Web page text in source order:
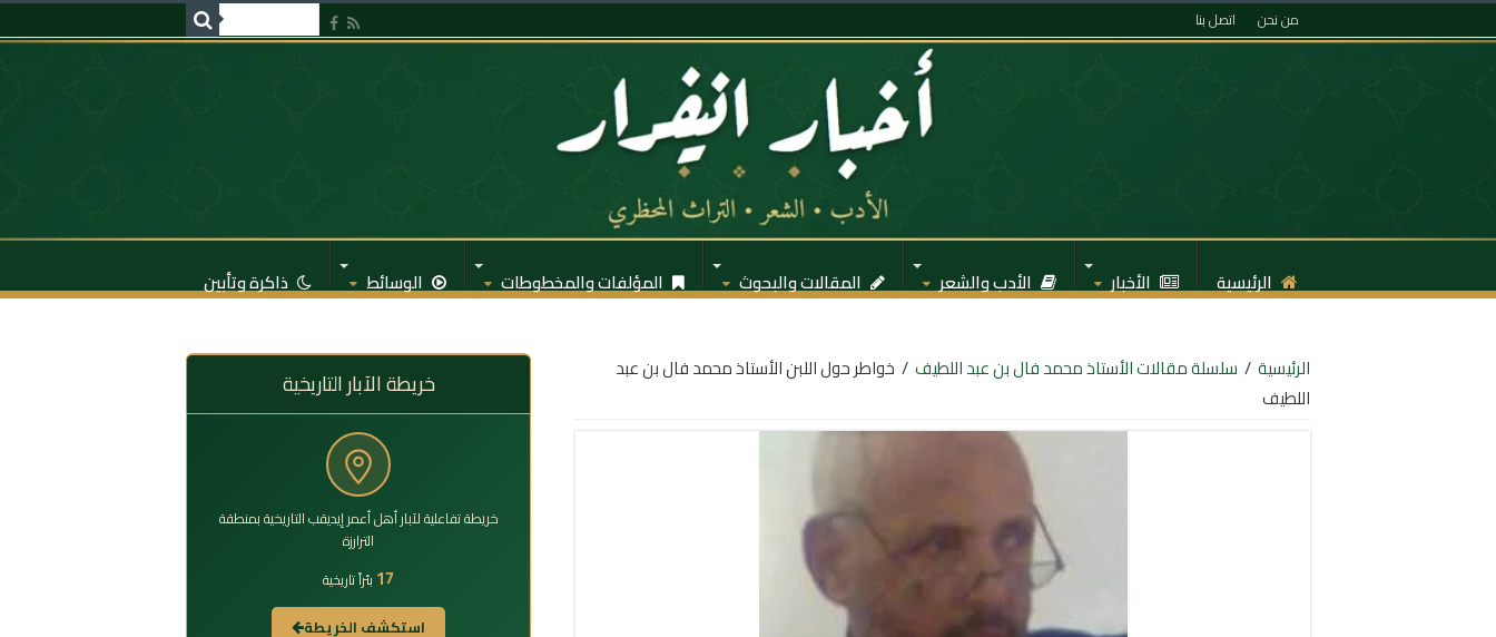
من نحن اتصل بنا
الرئيسية الأخبار الأدب والشعر المقالات والبحوث المؤلفات والمخطوطات الوسائط ذاكرة وتأبين
الرئيسية / سلسلة مقالات الأستاذ محمد فال بن عبد اللطيف / خواطر حول اللبن الأستاذ محمد فال بن عبد
اللطيف
خريطة الآبار التاريخية
خريطة تفاعلية لآبار أهل أعمر إيديقب التاريخية بمنطقة
الترارزة
17 بئراً تاريخية
استكشف الخريطة